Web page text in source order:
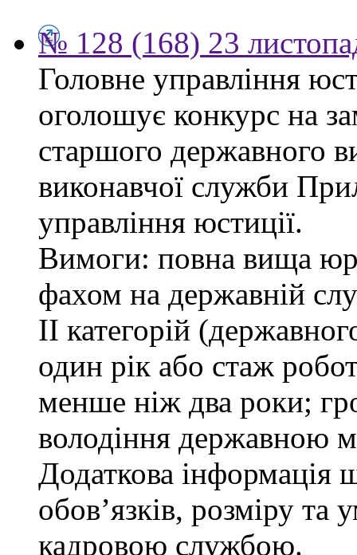
№ 128 (168) 23
Головне управління
оголошує конкурс на
старшого державного
виконавчої служби
управління юстиції.
Вимоги: повна вища
фахом на державній
ІІ категорій
один рік або стаж
менше ніж два роки;
володіння державною
Додаткова інформація
обов’язків, розміру та
кадровою службою.